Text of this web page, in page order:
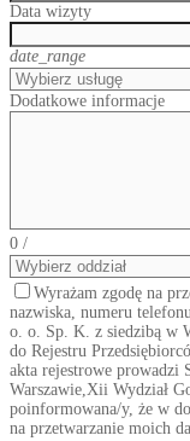
Data wizyty
date_range
Dodatkowe informacje
0 /
Wyrażam zgodę na
nazwiska, numeru
o. o. Sp. K. z siedzibą w
do Rejestru
akta rejestrowe prowadzi
Warszawie,Xii Wydział
poinformowana/y, że w
na przetwarzanie moich